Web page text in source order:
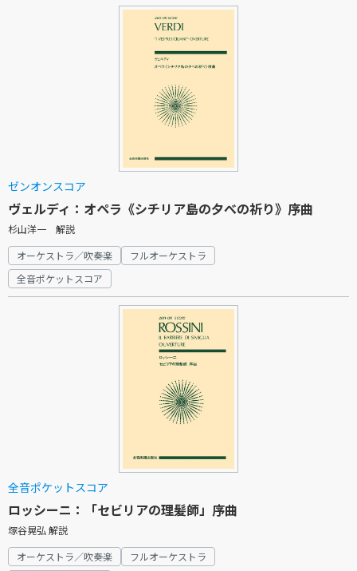
ゼンオンスコア
ヴェルディ：オペラ《シチリア島の夕べの祈り》序曲
杉山洋一 解説
オーケストラ／吹奏楽
フルオーケストラ
全音ポケットスコア
全音ポケットスコア
ロッシーニ：「セビリアの理髪師」序曲
塚谷晃弘 解説
オーケストラ／吹奏楽
フルオーケストラ